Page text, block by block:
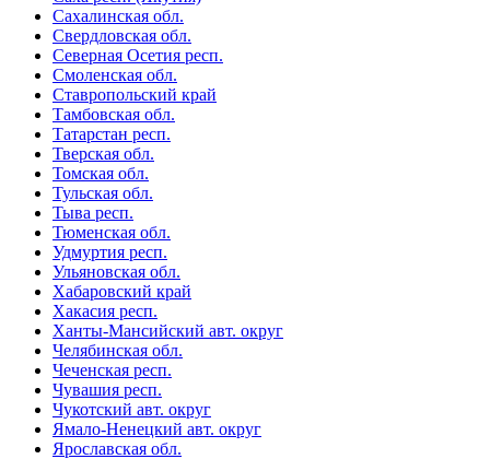
Сахалинская обл.
Свердловская обл.
Северная Осетия респ.
Смоленская обл.
Ставропольский край
Тамбовская обл.
Татарстан респ.
Тверская обл.
Томская обл.
Тульская обл.
Тыва респ.
Тюменская обл.
Удмуртия респ.
Ульяновская обл.
Хабаровский край
Хакасия респ.
Ханты-Мансийский авт. округ
Челябинская обл.
Чеченская респ.
Чувашия респ.
Чукотский авт. округ
Ямало-Ненецкий авт. округ
Ярославская обл.